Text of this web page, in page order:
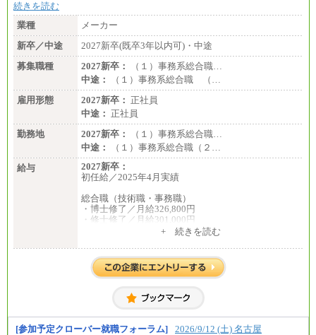
続きを読む
業種
メーカー
新卒／中途
2027新卒(既卒3年以内可)・中途
募集職種
2027新卒：
（１）事務系総合職…
中途：
（１）事務系総合職 （…
雇用形態
2027新卒： 正社員
中途： 正社員
勤務地
2027新卒：
（１）事務系総合職…
中途：
（１）事務系総合職（２…
給与
2027新卒：
初任給／2025年4月実績
総合職（技術職・事務職）
・博士修了／月給326,800円
・修士修了／月給301,000円
・大学卒／月給282,000円
・高専卒（本科）／月給256,000円
一般事務職
・高専卒（専攻科）／月給206,400円
・高専卒（本科）月給197,800円
・短大卒／月給197,800円
・専門卒（2年）／月給197,800円
+ 続きを読む
[参加予定クローバー就職フォーラム] 2026/9/12 (土) 名古屋